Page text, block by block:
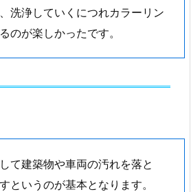
洗浄していくにつれカラーリン
のが楽しかったです。
て建築物や車両の汚れを落と
というのが基本となります。